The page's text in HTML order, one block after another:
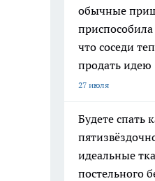
обычные
что соседи
продать идею
27 июля
Будете спать
идеальные
постельного